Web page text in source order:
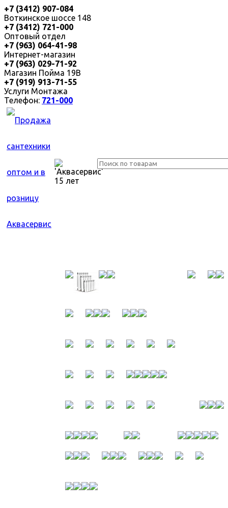
+7 (3412) 907-084
Воткинское шоссе 148
+7 (3412) 721-000
Оптовый отдел
+7 (963) 064-41-98
Интернет-магазин
+7 (963) 029-71-92
Магазин Пойма 19В
+7 (919) 913-71-55
Услуги Монтажа
Телефон: 721-000